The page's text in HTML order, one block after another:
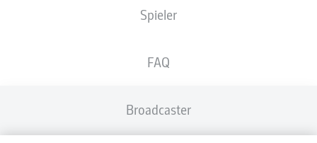
Spieler
FAQ
Broadcaster